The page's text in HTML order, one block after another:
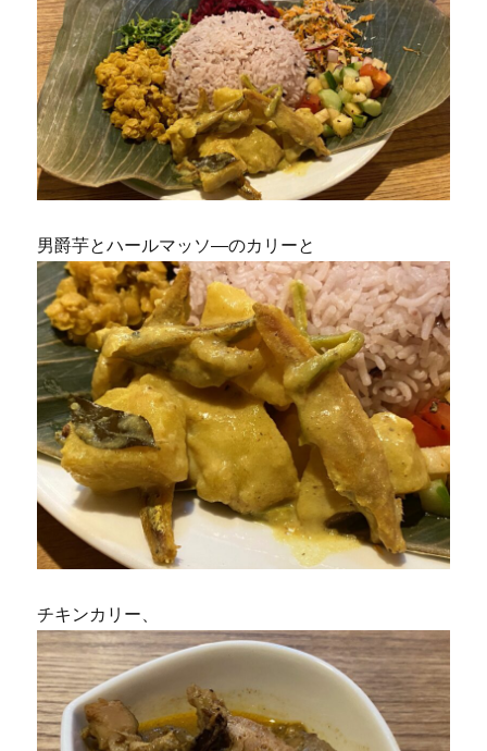
男爵芋とハールマッソ―のカリーと
チキンカリー、